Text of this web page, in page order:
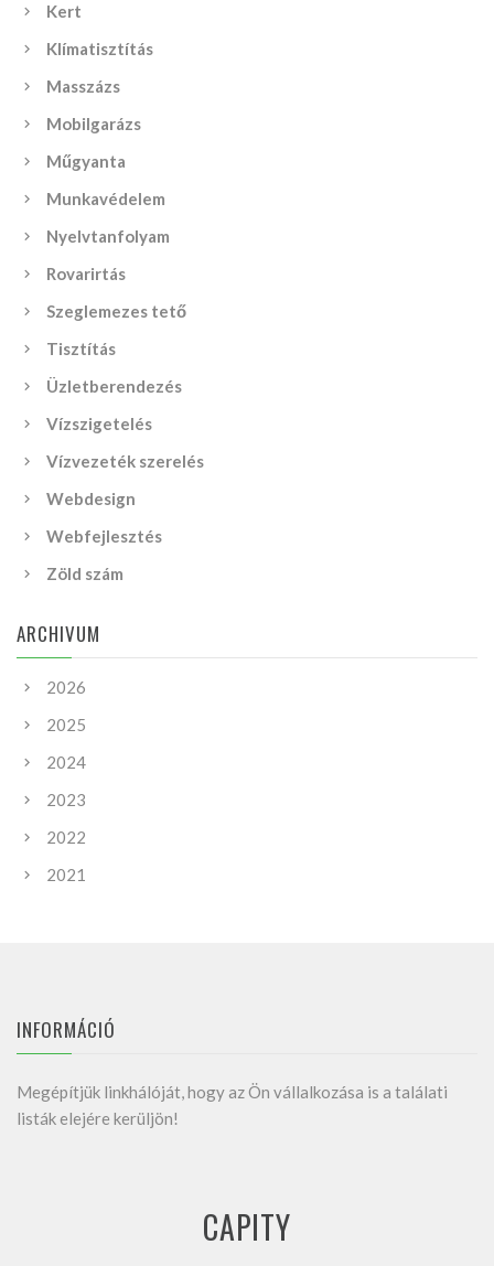
Kert
Klímatisztítás
Masszázs
Mobilgarázs
Műgyanta
Munkavédelem
Nyelvtanfolyam
Rovarirtás
Szeglemezes tető
Tisztítás
Üzletberendezés
Vízszigetelés
Vízvezeték szerelés
Webdesign
Webfejlesztés
Zöld szám
ARCHIVUM
2026
2025
2024
2023
2022
2021
INFORMÁCIÓ
Megépítjük linkhálóját, hogy az Ön vállalkozása is a találati
listák elejére kerüljön!
CAPITY